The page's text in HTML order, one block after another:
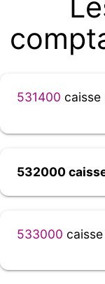
531400 caisse
532000
533000